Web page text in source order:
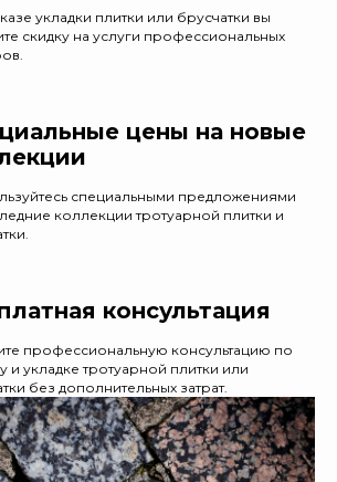
укладки плитки или брусчатки вы
скидку на услуги профессиональных
цены на новые
специальными предложениями
коллекции тротуарной плитки и
консультация
профессиональную консультацию по
и укладке тротуарной плитки или
без дополнительных затрат.